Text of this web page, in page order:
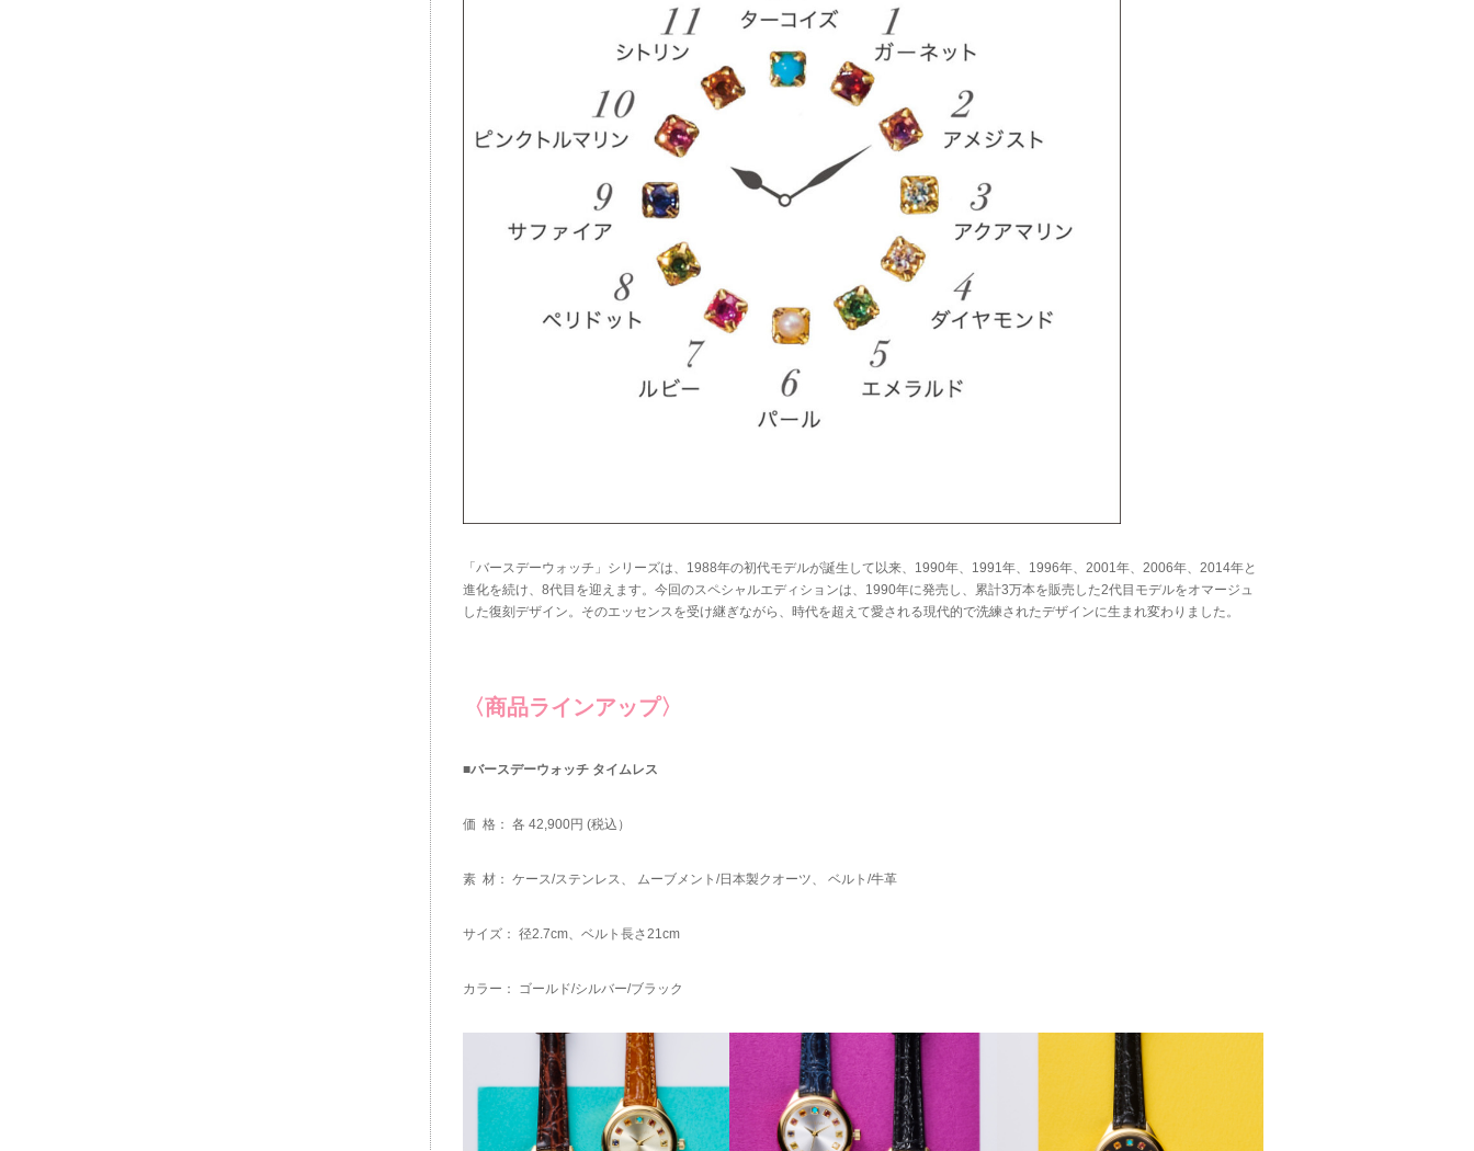
「バースデーウォッチ」シリーズは、1988年の初代モデルが誕生して以来、1990年、1991年、1996年、2001年、2006年、2014年と
進化を続け、8代目を迎えます。今回のスペシャルエディションは、1990年に発売し、累計3万本を販売した2代目モデルをオマージュ
した復刻デザイン。そのエッセンスを受け継ぎながら、時代を超えて愛される現代的で洗練されたデザインに生まれ変わりました。
〈商品ラインアップ〉
■バースデーウォッチ タイムレス
価 格： 各 42,900円 (税込）
素 材： ケース/ステンレス、 ムーブメント/日本製クオーツ、 ベルト/牛革
サイズ： 径2.7cm、ベルト長さ21cm
カラー： ゴールド/シルバー/ブラック